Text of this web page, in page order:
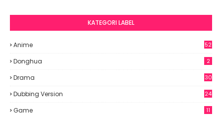
KATEGORI LABEL
Anime
52
Donghua 2
Drama 30
Dubbing Version 24
Game 11